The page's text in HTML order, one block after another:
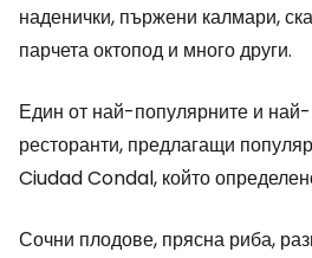
наденички, пържени калмари,
парчета октопод и много други.
Един от най-популярните и
ресторанти, предлагащи
Ciudad Condal, който
Сочни плодове, прясна риба,